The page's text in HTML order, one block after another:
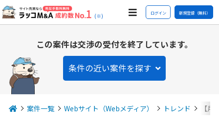
(※) ログイン 新規登録（無料）
この案件は交渉の受付を終了しています。
条件の近い案件を探す
案件一覧 Webサイト（Webメディア） トレンド 【